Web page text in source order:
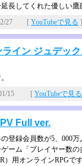
長してくれた優しい鷹
02/27 [ YouTubeで見る ]
ライン ジュデッ
01/15 [ YouTubeで見る
Full ver.
登録会員数が5、000
ーム「プレイヤー数の
）用オンライン­RPGで